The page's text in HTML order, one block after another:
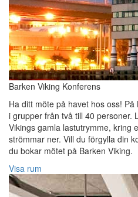
Barken Viking Konferens
Ha ditt möte på havet hos oss!
i grupper från två till 40 personer.
Vikings gamla lastutrymme, kring
strömmar ner. Vill du förgylla din
du bokar mötet på Barken Viking.
Visa rum